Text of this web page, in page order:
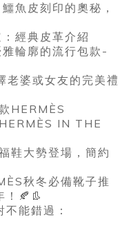
魚皮刻印的奧秘，
經典皮革介紹
輪廓的流行包款-
老婆或女友的完美禮
HERMÈS
IN THE
鞋大勢登場，簡約
秋冬必備靴子推
！🍂👢
能錯過：